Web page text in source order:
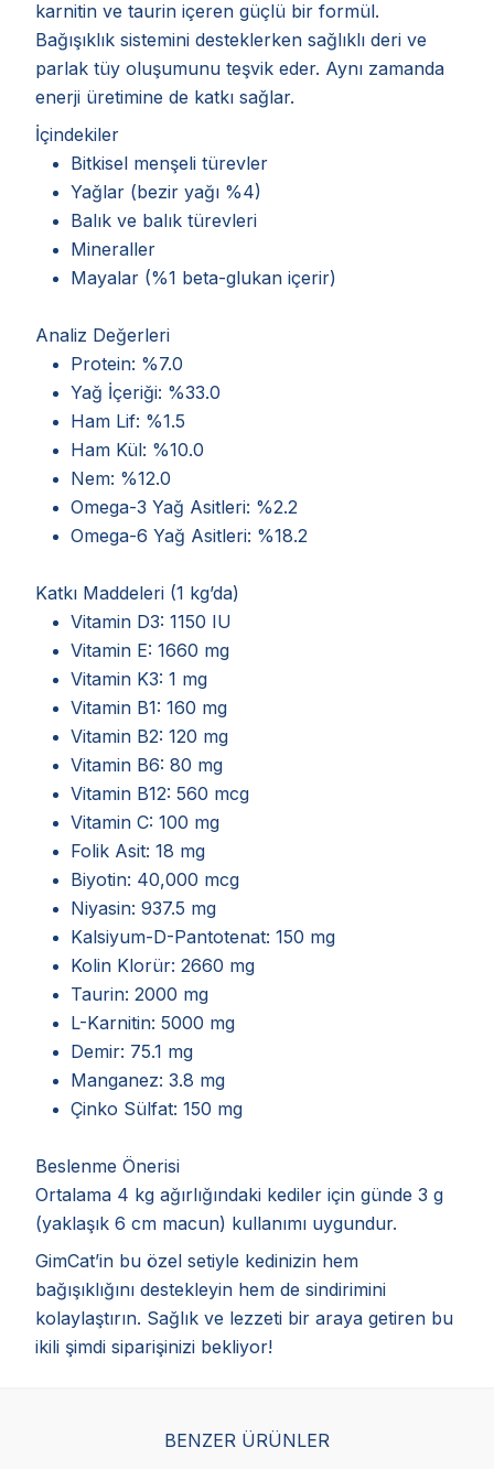
karnitin ve taurin içeren güçlü bir formül.
Bağışıklık sistemini desteklerken sağlıklı deri ve
parlak tüy oluşumunu teşvik eder. Aynı zamanda
enerji üretimine de katkı sağlar.
İçindekiler
Bitkisel menşeli türevler
Yağlar (bezir yağı %4)
Balık ve balık türevleri
Mineraller
Mayalar (%1 beta-glukan içerir)
Analiz Değerleri
Protein: %7.0
Yağ İçeriği: %33.0
Ham Lif: %1.5
Ham Kül: %10.0
Nem: %12.0
Omega-3 Yağ Asitleri: %2.2
Omega-6 Yağ Asitleri: %18.2
Katkı Maddeleri (1 kg’da)
Vitamin D3: 1150 IU
Vitamin E: 1660 mg
Vitamin K3: 1 mg
Vitamin B1: 160 mg
Vitamin B2: 120 mg
Vitamin B6: 80 mg
Vitamin B12: 560 mcg
Vitamin C: 100 mg
Folik Asit: 18 mg
Biyotin: 40,000 mcg
Niyasin: 937.5 mg
Kalsiyum-D-Pantotenat: 150 mg
Kolin Klorür: 2660 mg
Taurin: 2000 mg
L-Karnitin: 5000 mg
Demir: 75.1 mg
Manganez: 3.8 mg
Çinko Sülfat: 150 mg
Beslenme Önerisi
Ortalama 4 kg ağırlığındaki kediler için günde 3 g
(yaklaşık 6 cm macun) kullanımı uygundur.
GimCat’in bu özel setiyle kedinizin hem
bağışıklığını destekleyin hem de sindirimini
kolaylaştırın. Sağlık ve lezzeti bir araya getiren bu
ikili şimdi siparişinizi bekliyor!
BENZER ÜRÜNLER